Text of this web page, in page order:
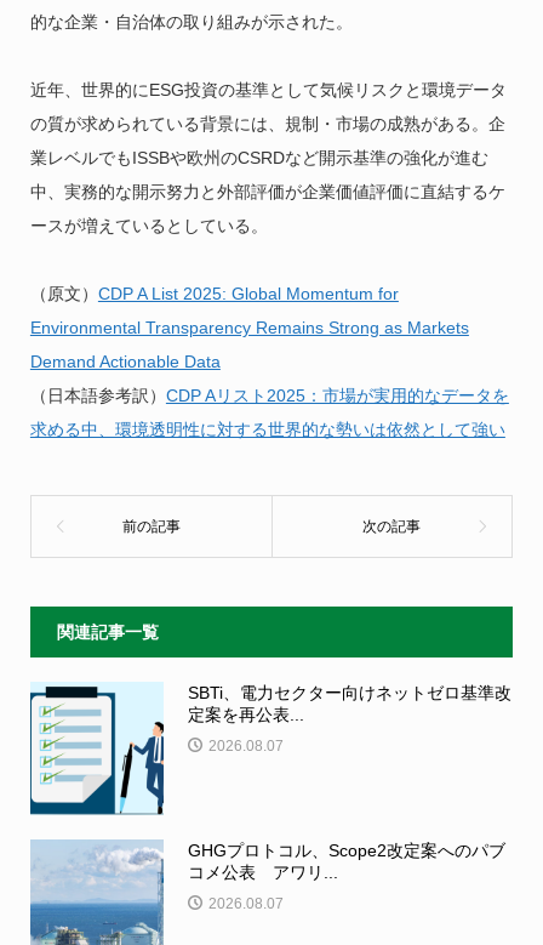
的な企業・自治体の取り組みが示された。
近年、世界的にESG投資の基準として気候リスクと環境データ
の質が求められている背景には、規制・市場の成熟がある。企
業レベルでもISSBや欧州のCSRDなど開示基準の強化が進む
中、実務的な開示努力と外部評価が企業価値評価に直結するケ
ースが増えているとしている。
（原文） CDP A List 2025: Global Momentum for
Environmental Transparency Remains Strong as Markets
Demand Actionable Data
（日本語参考訳） CDP Aリスト2025：市場が実用的なデータを
求める中、環境透明性に対する世界的な勢いは依然として強い
関連記事一覧
SBTi、電力セクター向けネットゼロ基準改
定案を再公表...
2026.08.07
GHGプロトコル、Scope2改定案へのパブ
コメ公表 アワリ...
2026.08.07